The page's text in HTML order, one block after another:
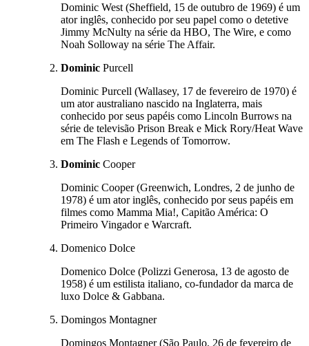
Dominic West (Sheffield, 15 de outubro de 1969) é um
ator inglês, conhecido por seu papel como o detetive
Jimmy McNulty na série da HBO, The Wire, e como
Noah Solloway na série The Affair.
Dominic Purcell
Dominic Purcell (Wallasey, 17 de fevereiro de 1970) é
um ator australiano nascido na Inglaterra, mais
conhecido por seus papéis como Lincoln Burrows na
série de televisão Prison Break e Mick Rory/Heat Wave
em The Flash e Legends of Tomorrow.
Dominic Cooper
Dominic Cooper (Greenwich, Londres, 2 de junho de
1978) é um ator inglês, conhecido por seus papéis em
filmes como Mamma Mia!, Capitão América: O
Primeiro Vingador e Warcraft.
Domenico Dolce
Domenico Dolce (Polizzi Generosa, 13 de agosto de
1958) é um estilista italiano, co-fundador da marca de
luxo Dolce & Gabbana.
Domingos Montagner
Domingos Montagner (São Paulo, 26 de fevereiro de